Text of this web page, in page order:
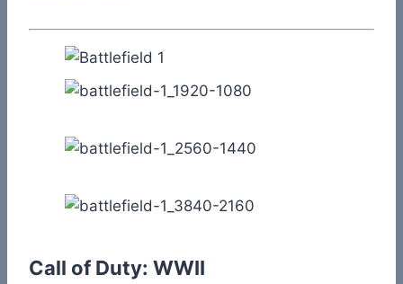
Call of Duty: WWII